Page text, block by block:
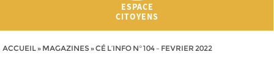
ESPACE
CITOYENS
ACCUEIL» MAGAZINES»CÉ L’INFO N°104 – FEVRIER 2022